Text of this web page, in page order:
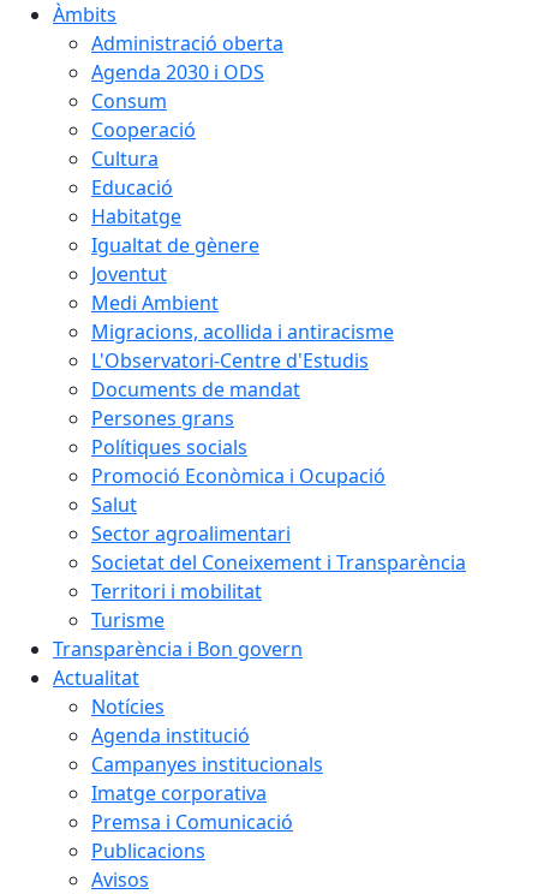
Àmbits
Administració oberta
Agenda 2030 i ODS
Consum
Cooperació
Cultura
Educació
Habitatge
Igualtat de gènere
Joventut
Medi Ambient
Migracions, acollida i antiracisme
L'Observatori-Centre d'Estudis
Documents de mandat
Persones grans
Polítiques socials
Promoció Econòmica i Ocupació
Salut
Sector agroalimentari
Societat del Coneixement i Transparència
Territori i mobilitat
Turisme
Transparència i Bon govern
Actualitat
Notícies
Agenda institució
Campanyes institucionals
Imatge corporativa
Premsa i Comunicació
Publicacions
Avisos